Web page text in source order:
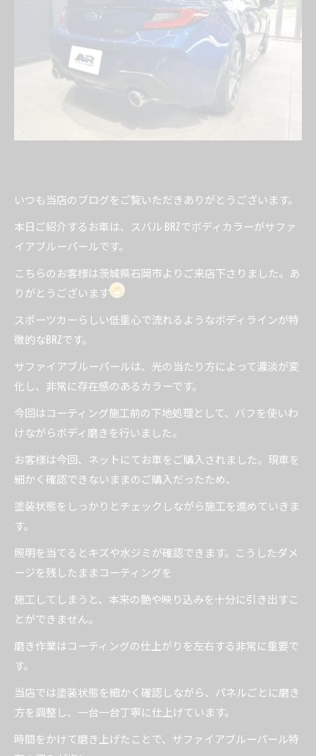
いつも当店のブログをご覧いただきありがとうございます。
本日ご紹介するお車は、スバル BRZでボディカラーがサファ
イアブルーパールです。
こちらのお客様は茨城県石岡市よりご来店下さりました。あ
りがとうございます
スポーツカーらしい低重心で流れるようなボディラインが特
徴的なBRZです。
サファイアブルーパールは、光の当たり方によって濃淡が変
化し、非常に存在感のあるカラーです。
今回はコーティング施工前の下地処理として、バフを使いわ
けながらボディ磨きを行いました。
お客様は今回、ネットにてお車をご購入されました。現車を
細かく確認できないままのご購入だったため、
塗装状態をしっかりとチェックしながら施工を進めていきま
す。
照明を当てるとキズや水ジミが確認できます。こうしたダメ
ージを残したままコーティングを
施工してしまうと、本来の艶や映り込みを十分に引き出すこ
とができません。
磨き作業はコーティングの仕上がりを左右する非常に重要で
す。
当店では塗装状態を細かく確認しながら、パネルごとに磨き
方を調整し、一台一台丁寧に仕上げています。
時間をかけて磨き上げたことで、サファイアブルーパール特